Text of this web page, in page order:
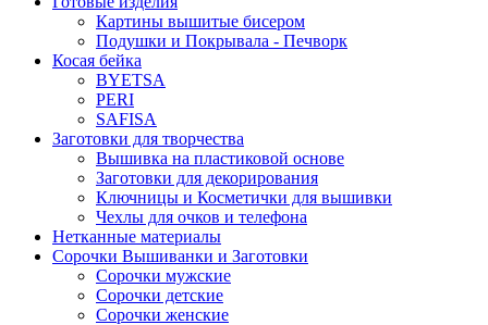
Картины вышитые бисером
Подушки и Покрывала - Печворк
Косая бейка
BYETSA
PERI
SAFISA
Заготовки для творчества
Вышивка на пластиковой основе
Заготовки для декорирования
Ключницы и Косметички для вышивки
Чехлы для очков и телефона
Нетканные материалы
Сорочки Вышиванки и Заготовки
Cорочки мужские
Сорочки детские
Сорочки женские